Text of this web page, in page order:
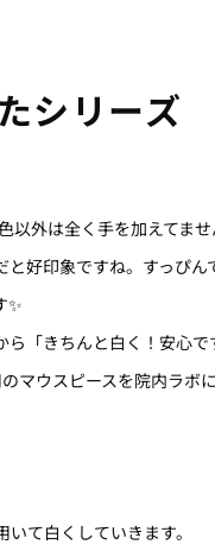
シリーズ
以外は全く手を加えてませ
好印象ですね。すっぴ
✨
「きちんと白く！安心で
マウスピースを院内ラボ
て白くしていきます。